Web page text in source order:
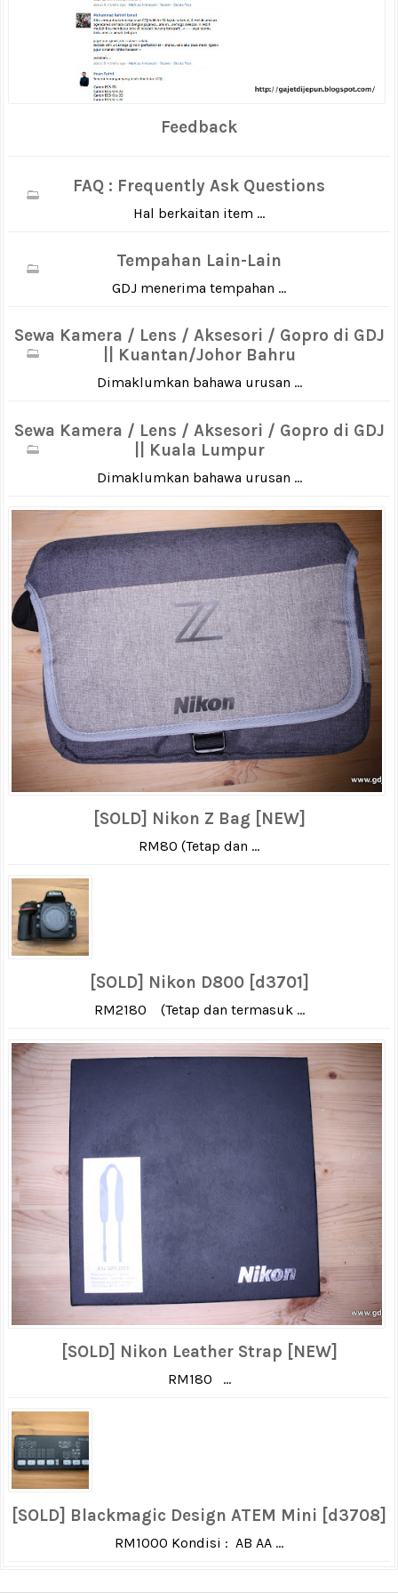
Feedback
FAQ : Frequently Ask Questions
Hal berkaitan item ...
Tempahan Lain-Lain
GDJ menerima tempahan ...
Sewa Kamera / Lens / Aksesori / Gopro di GDJ
|| Kuantan/Johor Bahru
Dimaklumkan bahawa urusan ...
Sewa Kamera / Lens / Aksesori / Gopro di GDJ
|| Kuala Lumpur
Dimaklumkan bahawa urusan ...
[SOLD] Nikon Z Bag [NEW]
RM80 (Tetap dan ...
[SOLD] Nikon D800 [d3701]
RM2180 (Tetap dan termasuk ...
[SOLD] Nikon Leather Strap [NEW]
RM180 ...
[SOLD] Blackmagic Design ATEM Mini [d3708]
RM1000 Kondisi : AB AA ...